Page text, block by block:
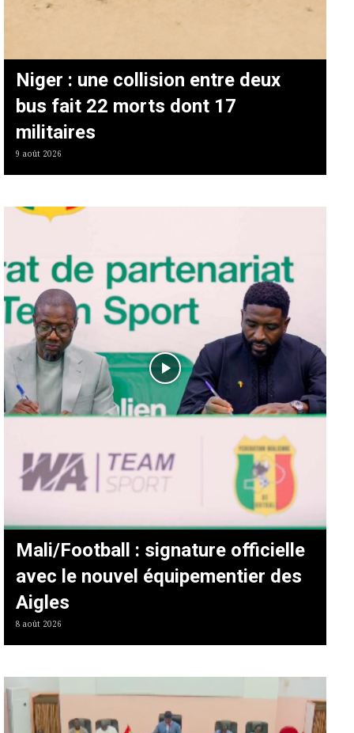
Niger : une collision entre deux
bus fait 22 morts dont 17
militaires
9 août 2026
Mali/Football : signature officielle
avec le nouvel équipementier des
Aigles
8 août 2026